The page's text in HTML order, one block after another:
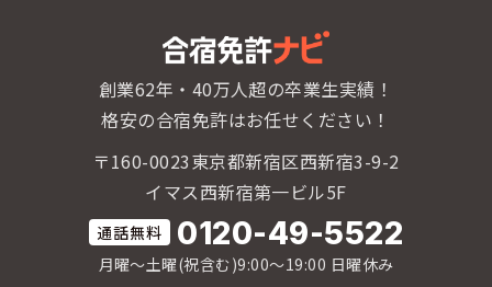
創業62年・40万人超の卒業生実績！
格安の合宿免許はお任せください！
〒160-0023東京都新宿区西新宿3-9-2
イマス西新宿第一ビル5F
0120-49-5522
月曜〜土曜(祝含む)9:00〜19:00 日曜休み